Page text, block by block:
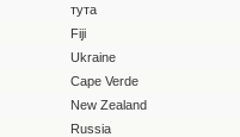
тута
Fiji
Ukraine
Cape Verde
New Zealand
Russia